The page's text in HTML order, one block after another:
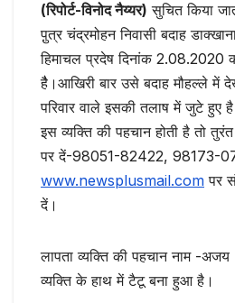
(रिपोर्ट-विनोद नैय्यर) सुचित किया
पु़त्र चंद्रमोहन निवासी बदाह
हिमाचल प्रदेष दिनांक 2.08.2020
हैै।आखिरी बार उसे बदाह मौहल्ले में
परिवार वाले इसकी तलाष में जुटे हुए
इस व्यक्ति की पहचान होती है तो
पर दें-98051-82422, 98173-
www.newsplusmail.com पर
दें।
लापता व्यक्ति की पहचान नाम -
व्यक्ति के हाथ में टैटू बना हुआ है।